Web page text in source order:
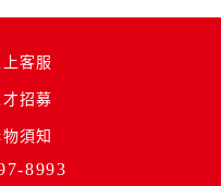
客服
才招募
須知
8993